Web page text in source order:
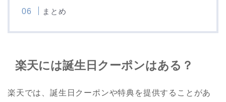
まとめ
楽天には誕生日クーポンはある？
楽天では、誕生日クーポンや特典を提供することがあ